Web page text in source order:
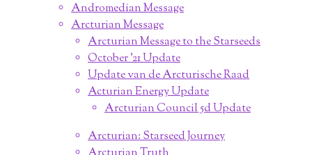
Andromedian Message
Arcturian Message
Arcturian Message to the Starseeds
October '21 Update
Update van de Arcturische Raad
Acturian Energy Update
Arcturian Council 5d Update
Arcturian: Starseed Journey